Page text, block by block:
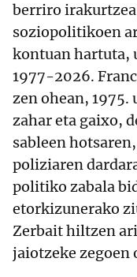
berriro
soziopolitikoen
kontuan hartuta,
1977-2026.
zen ohean, 1975.
zahar eta gaixo,
sableen
poliziaren
politiko zabala
etorkizunerako
Zerbait hiltzen
jaiotzeke zegoen